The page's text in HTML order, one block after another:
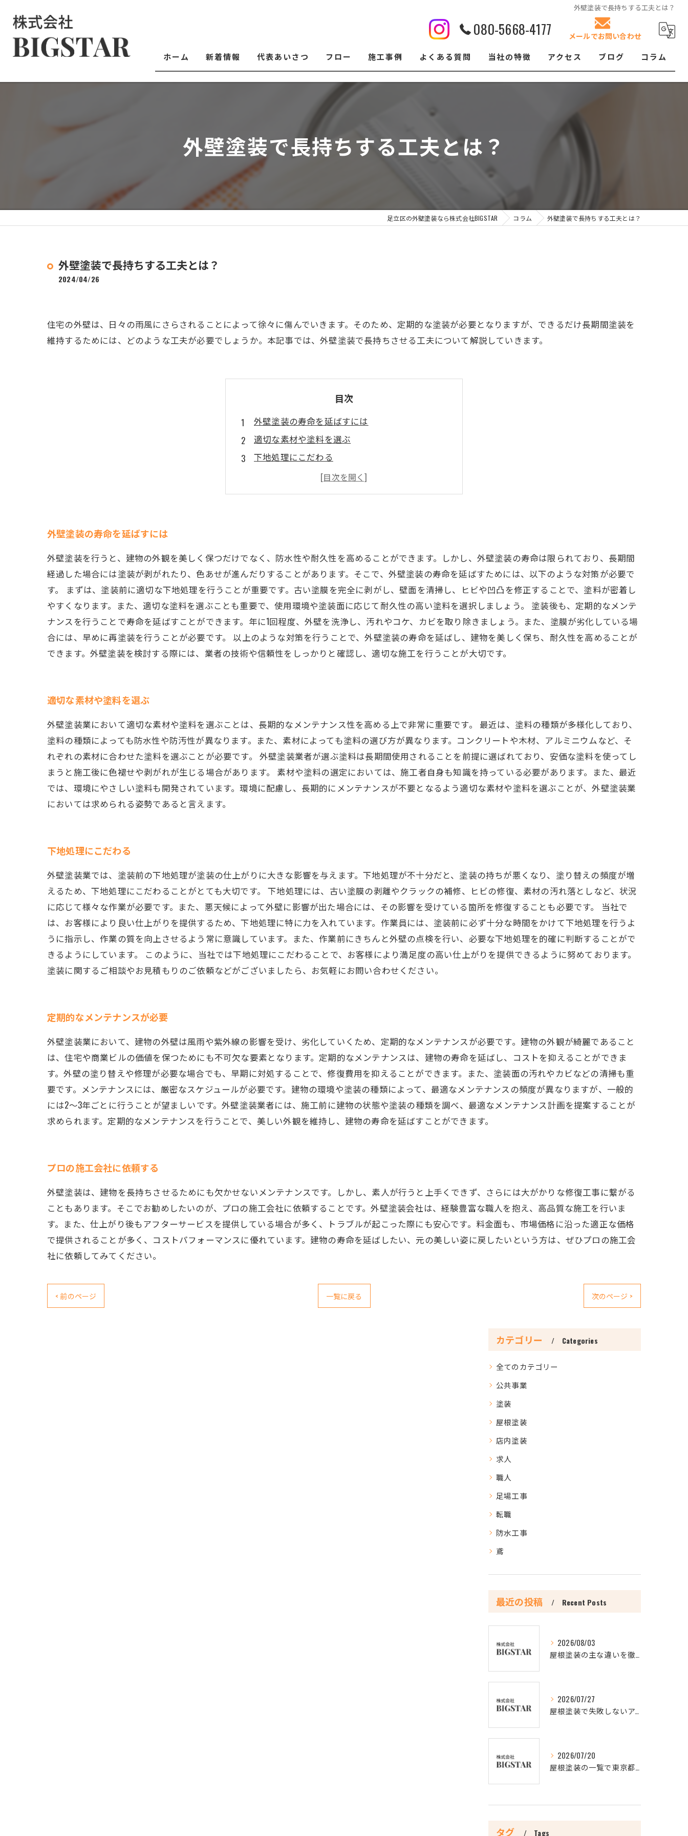
外壁塗装で長持ちする工夫とは？
080-5668-4177 メールでお問い合わせ
ホーム 新着情報 代表あいさつ フロー 施工事例 よくある質問 当社の特徴
クロス張替え
アクセス ブログ コラム
外壁塗装で長持ちする工夫とは？
足立区の外壁塗装なら株式会社BIGSTAR コラム 外壁塗装で長持ちする工夫とは？
外壁塗装で長持ちする工夫とは？
2024/04/26
住宅の外壁は、日々の雨風にさらされることによって徐々に傷んでいきます。そのため、定期的な塗装が必要となりますが、できるだけ長期間塗装を
維持するためには、どのような工夫が必要でしょうか。本記事では、外壁塗装で長持ちさせる工夫について解説していきます。
目次
外壁塗装の寿命を延ばすには
適切な素材や塗料を選ぶ
下地処理にこだわる
定期的なメンテナンスが必要
プロの施工会社に依頼する
外壁塗装の寿命を延ばすには
外壁塗装を行うと、建物の外観を美しく保つだけでなく、防水性や耐久性を高めることができます。しかし、外壁塗装の寿命は限られており、長期間
経過した場合には塗装が剥がれたり、色あせが進んだりすることがあります。そこで、外壁塗装の寿命を延ばすためには、以下のような対策が必要で
す。 まずは、塗装前に適切な下地処理を行うことが重要です。古い塗膜を完全に剥がし、壁面を清掃し、ヒビや凹凸を修正することで、塗料が密着し
やすくなります。また、適切な塗料を選ぶことも重要で、使用環境や塗装面に応じて耐久性の高い塗料を選択しましょう。 塗装後も、定期的なメンテ
ナンスを行うことで寿命を延ばすことができます。年に1回程度、外壁を洗浄し、汚れやコケ、カビを取り除きましょう。また、塗膜が劣化している場
合には、早めに再塗装を行うことが必要です。 以上のような対策を行うことで、外壁塗装の寿命を延ばし、建物を美しく保ち、耐久性を高めることが
できます。外壁塗装を検討する際には、業者の技術や信頼性をしっかりと確認し、適切な施工を行うことが大切です。
適切な素材や塗料を選ぶ
外壁塗装業において適切な素材や塗料を選ぶことは、長期的なメンテナンス性を高める上で非常に重要です。 最近は、塗料の種類が多様化しており、
塗料の種類によっても防水性や防汚性が異なります。また、素材によっても塗料の選び方が異なります。コンクリートや木材、アルミニウムなど、そ
れぞれの素材に合わせた塗料を選ぶことが必要です。 外壁塗装業者が選ぶ塗料は長期間使用されることを前提に選ばれており、安価な塗料を使ってし
まうと施工後に色褪せや剥がれが生じる場合があります。 素材や塗料の選定においては、施工者自身も知識を持っている必要があります。また、最近
では、環境にやさしい塗料も開発されています。環境に配慮し、長期的にメンテナンスが不要となるよう適切な素材や塗料を選ぶことが、外壁塗装業
においては求められる姿勢であると言えます。
下地処理にこだわる
外壁塗装業では、塗装前の下地処理が塗装の仕上がりに大きな影響を与えます。下地処理が不十分だと、塗装の持ちが悪くなり、塗り替えの頻度が増
えるため、下地処理にこだわることがとても大切です。 下地処理には、古い塗膜の剥離やクラックの補修、ヒビの修復、素材の汚れ落としなど、状況
に応じて様々な作業が必要です。また、悪天候によって外壁に影響が出た場合には、その影響を受けている箇所を修復することも必要です。 当社で
は、お客様により良い仕上がりを提供するため、下地処理に特に力を入れています。作業員には、塗装前に必ず十分な時間をかけて下地処理を行うよ
うに指示し、作業の質を向上させるよう常に意識しています。また、作業前にきちんと外壁の点検を行い、必要な下地処理を的確に判断することがで
きるようにしています。 このように、当社では下地処理にこだわることで、お客様により満足度の高い仕上がりを提供できるように努めております。
塗装に関するご相談やお見積もりのご依頼などがございましたら、お気軽にお問い合わせください。
定期的なメンテナンスが必要
外壁塗装業において、建物の外壁は風雨や紫外線の影響を受け、劣化していくため、定期的なメンテナンスが必要です。建物の外観が綺麗であること
は、住宅や商業ビルの価値を保つためにも不可欠な要素となります。定期的なメンテナンスは、建物の寿命を延ばし、コストを抑えることができま
す。外壁の塗り替えや修理が必要な場合でも、早期に対処することで、修復費用を抑えることができます。また、塗装面の汚れやカビなどの清掃も重
要です。メンテナンスには、厳密なスケジュールが必要です。建物の環境や塗装の種類によって、最適なメンテナンスの頻度が異なりますが、一般的
には2～3年ごとに行うことが望ましいです。外壁塗装業者には、施工前に建物の状態や塗装の種類を調べ、最適なメンテナンス計画を提案することが
求められます。定期的なメンテナンスを行うことで、美しい外観を維持し、建物の寿命を延ばすことができます。
プロの施工会社に依頼する
外壁塗装は、建物を長持ちさせるためにも欠かせないメンテナンスです。しかし、素人が行うと上手くできず、さらには大がかりな修復工事に繋がる
こともあります。そこでお勧めしたいのが、プロの施工会社に依頼することです。外壁塗装会社は、経験豊富な職人を抱え、高品質な施工を行いま
す。また、仕上がり後もアフターサービスを提供している場合が多く、トラブルが起こった際にも安心です。料金面も、市場価格に沿った適正な価格
で提供されることが多く、コストパフォーマンスに優れています。建物の寿命を延ばしたい、元の美しい姿に戻したいという方は、ぜひプロの施工会
社に依頼してみてください。
< 前のページ 一覧に戻る 次のページ >
カテゴリー Categories
全てのカテゴリー
公共事業
塗装
屋根塗装
店内塗装
求人
職人
足場工事
転職
防水工事
鳶
最近の投稿 Recent Posts
2026/08/03
屋根塗装の主な違いを徹底比較し最適な選択肢を見極める方法
2026/07/27
屋根塗装で失敗しないアクションと3回塗りの理由を徹底解説
2026/07/20
屋根塗装の一覧で東京都新宿区の信頼できる業者を比較し最適な選び方を解説
タグ Tags